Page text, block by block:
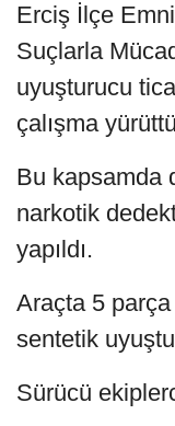
Erciş İlçe
Suçlarla
uyuşturucu
çalışma
Bu kapsamda
narkotik
yapıldı.
Araçta 5
sentetik
Sürücü